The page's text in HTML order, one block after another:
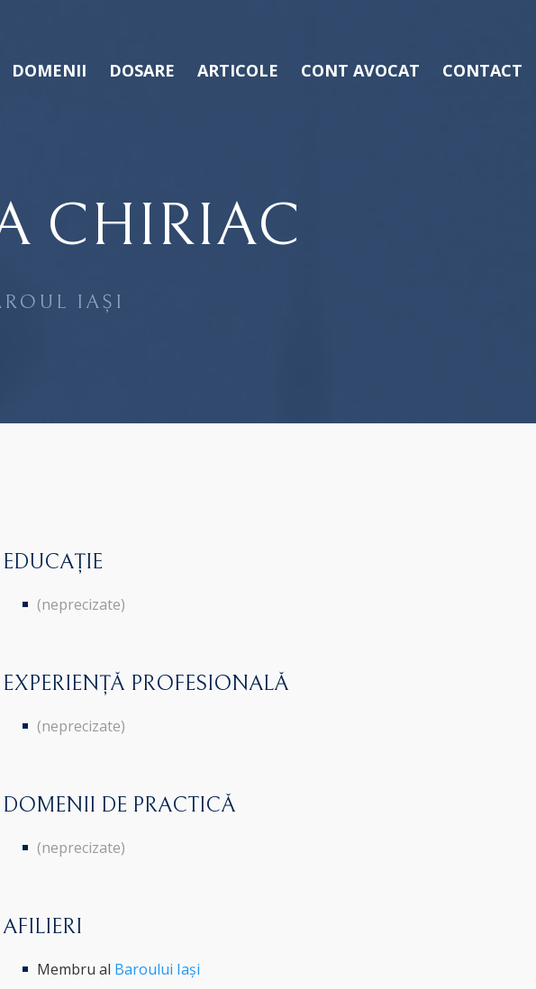
DOMENII DOSARE ARTICOLE CONT AVOCAT CONTACT
CHIRIAC
IAȘI
EDUCAȚIE
(neprecizate)
EXPERIENȚĂ PROFESIONALĂ
(neprecizate)
DOMENII DE PRACTICĂ
(neprecizate)
AFILIERI
Membru al Baroului Iași